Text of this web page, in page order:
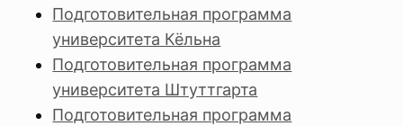
Подготовительная программа
университета Кёльна
Подготовительная программа
университета Штуттгарта
Подготовительная программа